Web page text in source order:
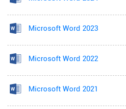
Microsoft Word 2023
Microsoft Word 2022
Microsoft Word 2021